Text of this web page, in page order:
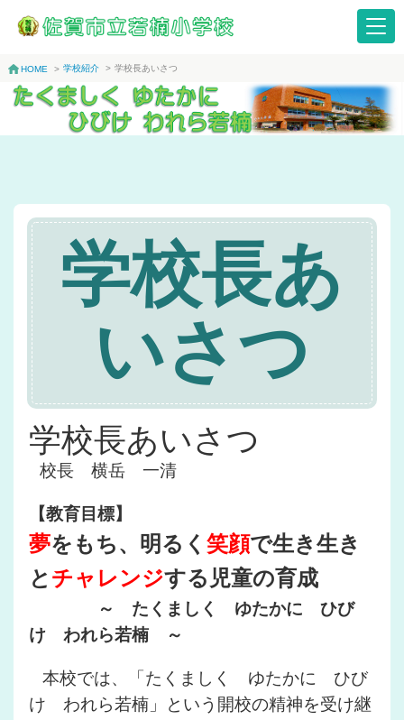
HOME > 学校紹介 > 学校長あいさつ
学校長あ
いさつ
学校長あいさつ
校長 横岳 一清
【教育目標】
夢をもち、明るく 笑顔で生き生き
と チャレンジする児童の育成
～ たくましく ゆたかに ひび
け われら若楠 ～
本校では、「たくましく ゆたかに ひび
け われら若楠」という開校の精神を受け継